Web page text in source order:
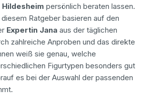
persönlich beraten lassen.
Ratgeber basieren auf den
Expertin Jana aus der täglichen
zahlreiche Anproben und das direkte
weiß sie genau, welche
Figurtypen besonders gut
es bei der Auswahl der passenden